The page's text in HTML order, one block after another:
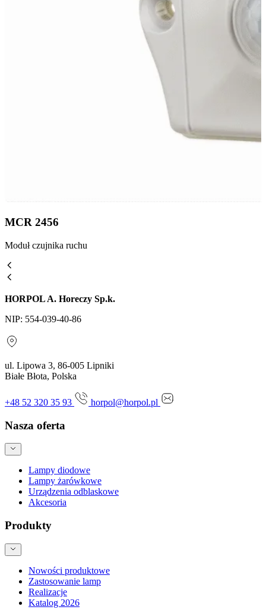
MCR 2456
Moduł czujnika ruchu
HORPOL A. Horeczy Sp.k.
NIP: 554-039-40-86
ul. Lipowa 3, 86-005 Lipniki
Białe Błota, Polska
+48 52 320 35 93 horpol@horpol.pl
Nasza oferta
Lampy diodowe
Lampy żarówkowe
Urządzenia odblaskowe
Akcesoria
Produkty
Nowości produktowe
Zastosowanie lamp
Realizacje
Katalog 2026